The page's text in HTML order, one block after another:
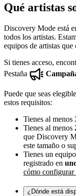
Qué artistas
Discovery Mode está
todos los artistas.
equipos de artistas
Si tienes acceso,
Pestaña
Puede que seas
estos requisitos:
Tienes al menos
Tienes al menos
que Discovery
este tamaño o
Tienes un
registrado en
cómo configurar
¿Dónde está